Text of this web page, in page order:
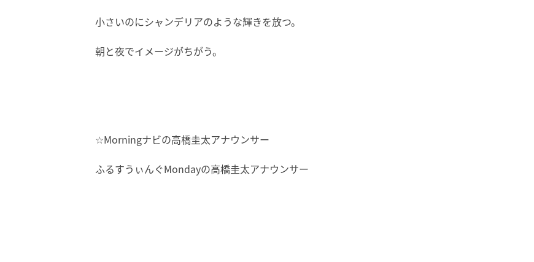
小さいのにシャンデリアのような輝きを放つ。
朝と夜でイメージがちがう。
☆Morningナビの高橋圭太アナウンサー
ふるすうぃんぐMondayの高橋圭太アナウンサー